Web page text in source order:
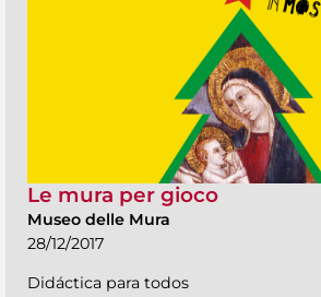
Le mura per gioco
Museo delle Mura
28/12/2017
Didáctica para todos